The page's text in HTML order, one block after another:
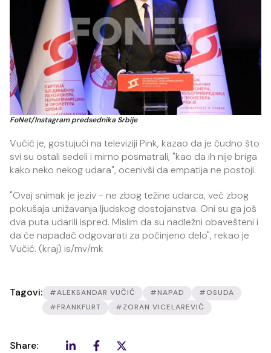
FoNet/Instagram predsednika Srbije
Vučić je, gostujući na televiziji Pink, kazao da je čudno što
svi su ostali sedeli i mirno posmatrali, "kao da ih nije briga
kako neko nekog udara", ocenivši da empatija ne postoji.
"Ovaj snimak je jeziv - ne zbog težine udarca, već zbog
pokušaja unižavanja ljudskog dostojanstva. Oni su ga još
dva puta udarili ispred. Mislim da su nadležni obavešteni i
da će napadač odgovarati za počinjeno delo", rekao je
Vučić. (kraj) is/mv/mk
Tagovi: #ALEKSANDAR VUČIĆ #NAPAD
#OSUDA
#FRANKFURT
#ZORAN VICELAREVIĆ
Share: